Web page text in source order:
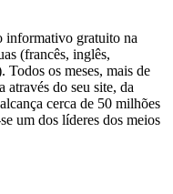
informativo gratuito na
(francês, inglês,
Todos os meses, mais de
através do seu site, da
cerca de 50 milhões
um dos líderes dos meios